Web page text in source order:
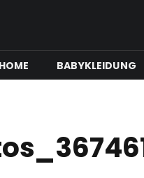
HOME BABYKLEIDUNG